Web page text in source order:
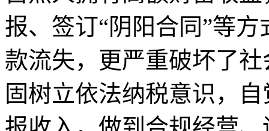
报、签订“阴阳合同”等
款流失，更严重破坏了
固树立依法纳税意识，